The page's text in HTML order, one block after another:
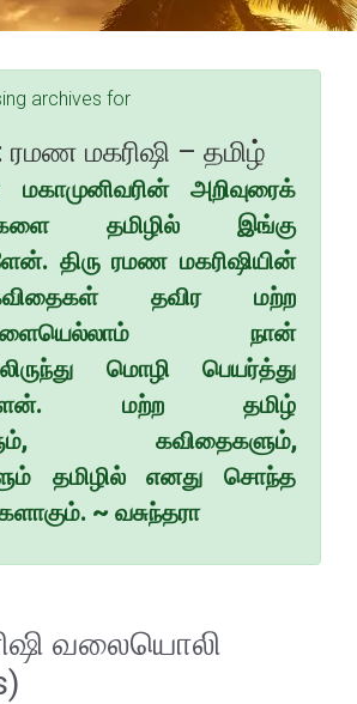
archives for
ரமண மகரிஷி – தமிழ்
அறிவுரைக்
தமிழில் இங்கு
திரு ரமண மகரிஷியின்
தவிர மற்ற
நான்
மொழி பெயர்த்து
மற்ற தமிழ்
கவிதைகளும்,
தமிழில் எனது சொந்த
~ வசுந்தரா
வலையொலி